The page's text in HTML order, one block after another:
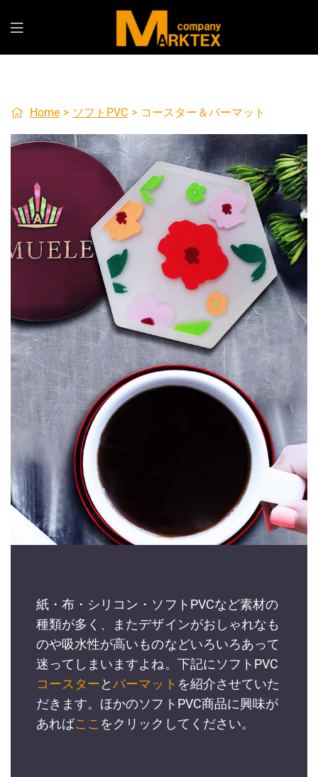
Home > ソフトPVC > コースター＆バーマット
紙・布・シリコン・ソフトPVCなど素材の
種類が多く、またデザインがおしゃれなも
のや吸水性が高いものなどいろいろあって
迷ってしまいますよね。下記にソフトPVC
コースターとバーマット を紹介させていた
だきます。ほかのソフトPVC商品に興味が
あればここ をクリックしてください。